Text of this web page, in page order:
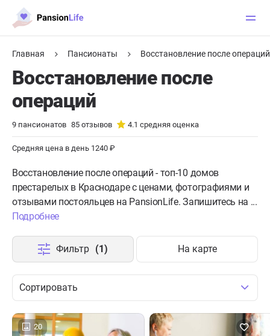
Главная Пансионаты Восстановление после операций
Восстановление после
операций
9 пансионатов 85 отзывов 4.1 средняя оценка
Средняя цена в день 1240 ₽
Восстановление после операций - топ-10 домов
престарелых в Краснодаре с ценами, фотографиями и
отзывами постояльцев на PansionLife. Запишитесь на ...
Подробнее
Сортировать
Фильтр (1) На карте
20